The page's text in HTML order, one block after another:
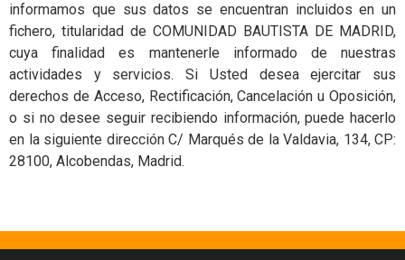
informamos que sus datos se encuentran incluidos en un
fichero, titularidad de COMUNIDAD BAUTISTA DE MADRID,
cuya finalidad es mantenerle informado de nuestras
actividades y servicios. Si Usted desea ejercitar sus
derechos de Acceso, Rectificación, Cancelación u Oposición,
o si no desee seguir recibiendo información, puede hacerlo
en la siguiente dirección C/ Marqués de la Valdavia, 134, CP:
28100, Alcobendas, Madrid.